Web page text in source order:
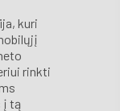
kuri